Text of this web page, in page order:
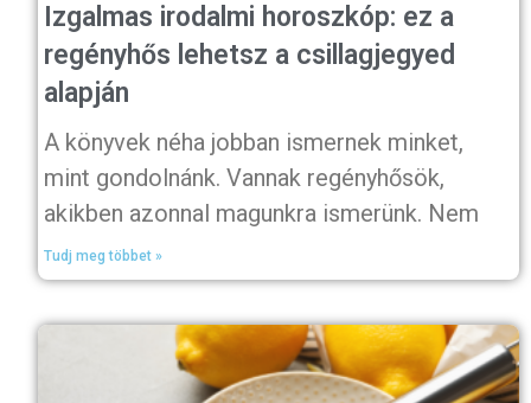
Izgalmas irodalmi horoszkóp: ez a
regényhős lehetsz a csillagjegyed
alapján
A könyvek néha jobban ismernek minket,
mint gondolnánk. Vannak regényhősök,
akikben azonnal magunkra ismerünk. Nem
Tudj meg többet »